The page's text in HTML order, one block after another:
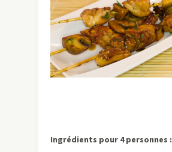
Ingrédients pour 4 personnes :